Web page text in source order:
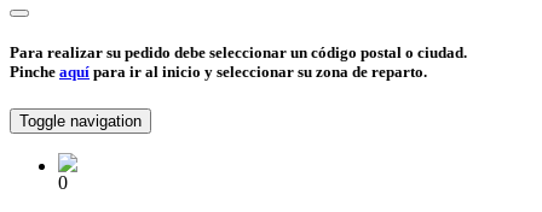
Para realizar su pedido debe seleccionar un código postal o ciudad.
Pinche aquí para ir al inicio y seleccionar su zona de reparto.
Toggle navigation
0